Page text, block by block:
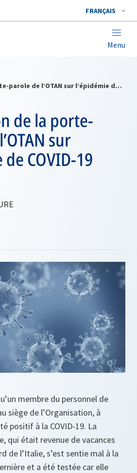
FRANÇAIS
Menu
Déclaration de la porte-parole de l’OTAN sur l’épidémie de COVID-19
de la porte-
sur
COVID-19
membre du personnel de
siège de l’Organisation, à
positif à la COVID-19. La
qui était revenue de vacances
de l’Italie, s’est sentie mal à la
et a été testée car elle